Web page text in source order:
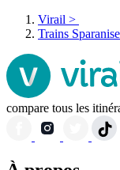
Virail >
Trains
compare tous les